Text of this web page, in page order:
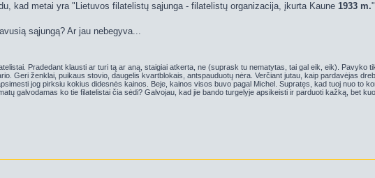
kad metai yra "Lietuvos filatelistų sąjunga - filatelistų organizacija, įkurta Kaune 1933 m.
sąjungą? Ar jau nebegyva...
Pradedant klausti ar turi tą ar aną, staigiai atkerta, ne (suprask tu nematytas, tai gal eik, eik). Pavyko
Geri ženklai, puikaus stovio, daugelis kvartblokais, antspauduotų nėra. Verčiant jutau, kaip pardavėjas
jog pirksiu kokius didesnės kainos. Beje, kainos visos buvo pagal Michel. Supratęs, kad tuoj nuo to
galvodamas ko tie filatelistai čia sėdi? Galvojau, kad jie bando turgelyje apsikeisti ir parduoti kažką, bet